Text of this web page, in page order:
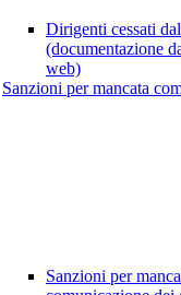
Dirigenti cessati
(documentazione
web)
Sanzioni per mancata
Sanzioni per